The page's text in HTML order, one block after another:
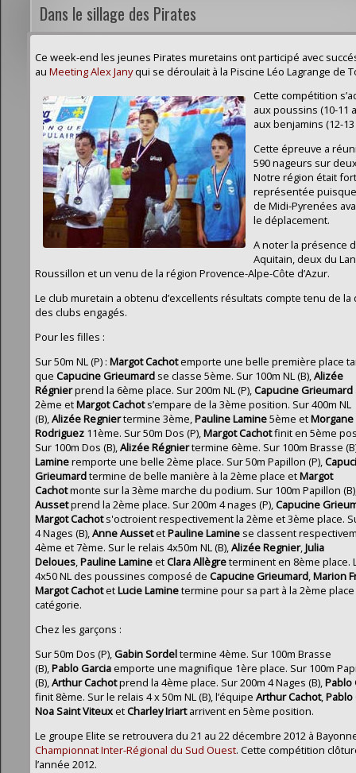
Dans le sillage des Pirates
Ce week-end les jeunes Pirates muretains ont participé avec
au Meeting Alex Janyqui se déroulait à la Piscine Léo Lagrange de
Cette compétition
aux poussins (10-11
aux benjamins (12-
Cette épreuve a
590 nageurs sur
Notre région était
représentée
de Midi-Pyrenées
le déplacement.
A noter la présence
Aquitain, deux du
Roussillon et un venu de la région Provence-Alpe-Côte d’Azur.
Le club muretain a obtenu d’excellents résultats compte tenu de la
des clubs engagés.
Pour les filles :
Sur 50m NL (P) : Margot Cachotemporte une belle première place
que Capucine Grieumard se classe 5ème. Sur 100m NL (B),Alizée
Régnierprend la 6ème place. Sur 200m NL (P),Capucine Grieumard
2ème etMargot Cachots’empare de la 3ème position. Sur 400m NL
(B),AlizéeRegniertermine 3ème,Pauline Lamine5ème etMorgane
Rodriguez 11ème. Sur 50m Dos (P),Margot Cachotfinit en 5ème
Sur 100m Dos (B),Alizée Régniertermine 6ème. Sur 100m Brasse
Lamineremporte une belle 2ème place. Sur 50m Papillon (P),
Grieumardtermine de belle manière à la 2ème place etMargot
Cachotmonte sur la 3ème marche du podium. Sur 100m Papillon
Aussetprend la 2ème place. Sur 200m 4 nages (P),Capucine
Margot Cachots'octroient respectivement la 2ème et 3ème place.
4 Nages (B),Anne AussetetPauline Lamine se classent
4ème et 7ème. Sur le relais 4x50m NL (B),Alizée Regnier,Julia
Deloues,Pauline LamineetClara Allègreterminent en 8ème place.
4x50 NL des poussines composé de Capucine Grieumard,Marion
Margot CachotetLucie Laminetermine pour sa part à la 2ème
catégorie.
Chez les garçons :
Sur 50m Dos (P),Gabin Sordeltermine 4ème. Sur 100m Brasse
(B),PabloGarciaemporte une magnifique 1ère place. Sur 100m
(B),ArthurCachotprend la 4ème place. Sur 200m 4 Nages (B),Pablo
finit 8ème. Sur le relais 4 x 50m NL (B), l’équipe Arthur Cachot,Pablo
Noa Saint ViteuxetCharley Iriartarrivent en 5ème position.
Le groupe Elite se retrouvera du 21 au 22 décembre 2012 à
Championnat Inter-Régional du Sud Ouest. Cette compétition
l’année 2012.